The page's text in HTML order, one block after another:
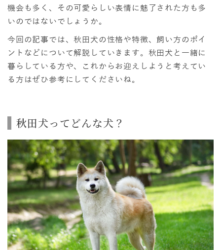
機会も多く、その可愛らしい表情に魅了された方も多
いのではないでしょうか。
今回の記事では、秋田犬の性格や特徴、飼い方のポイ
ントなどについて解説していきます。秋田犬と一緒に
暮らしている方や、これからお迎えしようと考えてい
る方はぜひ参考にしてくださいね。
秋田犬ってどんな犬？